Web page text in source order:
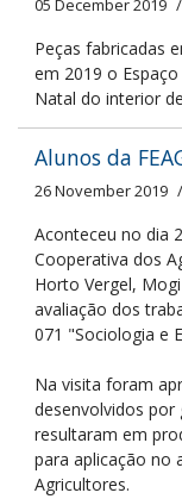
05 December 2019
Peças fabricadas
em 2019 o
Natal do interior
Alunos da
26 November 2019
Aconteceu no dia
Cooperativa dos
Horto Vergel,
avaliação dos
071 "Sociologia e
Na visita foram
desenvolvidos por
resultaram em
para aplicação no
Agricultores.